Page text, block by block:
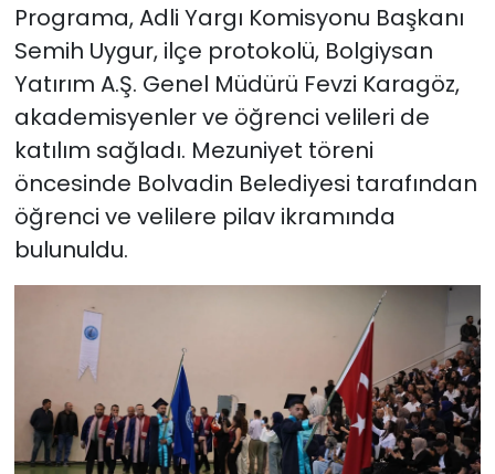
Programa, Adli Yargı Komisyonu Başkanı
Semih Uygur, ilçe protokolü, Bolgiysan
Yatırım A.Ş. Genel Müdürü Fevzi Karagöz,
akademisyenler ve öğrenci velileri de
katılım sağladı. Mezuniyet töreni
öncesinde Bolvadin Belediyesi tarafından
öğrenci ve velilere pilav ikramında
bulunuldu.